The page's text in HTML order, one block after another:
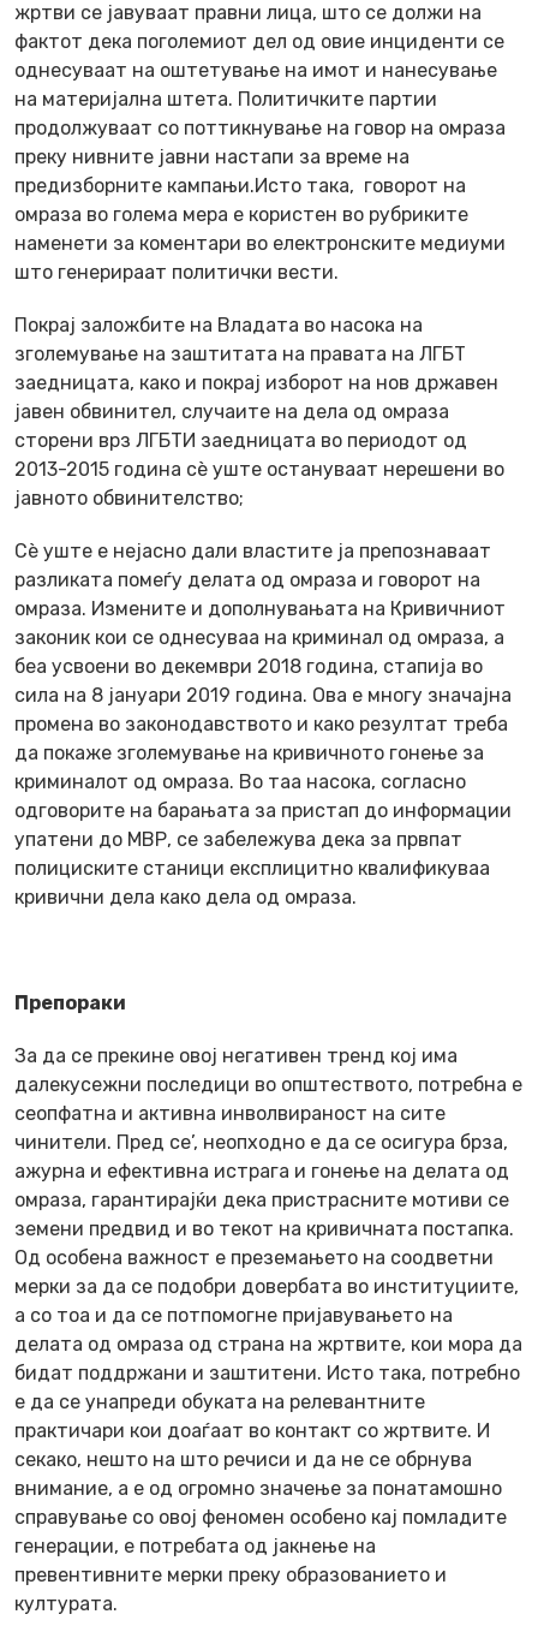
жртви се јавуваат правни лица, што се должи на
фактот дека поголемиот дел од овие инциденти се
однесуваат на оштетување на имот и нанесување
на материјална штета. Политичките партии
продолжуваат со поттикнување на говор на омраза
преку нивните јавни настапи за време на
предизборните кампањи.Исто така, говорот на
омраза во голема мера е користен во рубриките
наменети за коментари во електронските медиуми
што генерираат политички вести.
Покрај заложбите на Владата во насока на
зголемување на заштитата на правата на ЛГБТ
заедницата, како и покрај изборот на нов државен
јавен обвинител, случаите на дела од омраза
сторени врз ЛГБТИ заедницата во периодот од
2013-2015 година сѐ уште остануваат нерешени во
јавното обвинителство;
Сѐ уште е нејасно дали властите ја препознаваат
разликата помеѓу делата од омраза и говорот на
омраза. Измените и дополнувањата на Кривичниот
законик кои се однесуваа на криминал од омраза, а
беа усвоени во декември 2018 година, стапија во
сила на 8 јануари 2019 година. Ова е многу значајна
промена во законодавството и како резултат треба
да покаже зголемување на кривичното гонење за
криминалот од омраза. Во таа насока, согласно
одговорите на барањата за пристап до информации
упатени до МВР, се забележува дека за првпат
полициските станици експлицитно квалификуваа
кривични дела како дела од омраза.
Препораки
За да се прекине овој негативен тренд кој има
далекусежни последици во општеството, потребна е
сеопфатна и активна инволвираност на сите
чинители. Пред се’, неопходно е да се осигура брза,
ажурна и ефективна истрага и гонење на делата од
омраза, гарантирајќи дека пристрасните мотиви се
земени предвид и во текот на кривичната постапка.
Од особена важност е преземањето на соодветни
мерки за да се подобри довербата во институциите,
а со тоа и да се потпомогне пријавувањето на
делата од омраза од страна на жртвите, кои мора да
бидат поддржани и заштитени. Исто така, потребно
е да се унапреди обуката на релевантните
практичари кои доаѓаат во контакт со жртвите. И
секако, нешто на што речиси и да не се обрнува
внимание, а е од огромно значење за понатамошно
справување со овој феномен особено кај помладите
генерации, е потребата од јакнење на
превентивните мерки преку образованието и
културата.